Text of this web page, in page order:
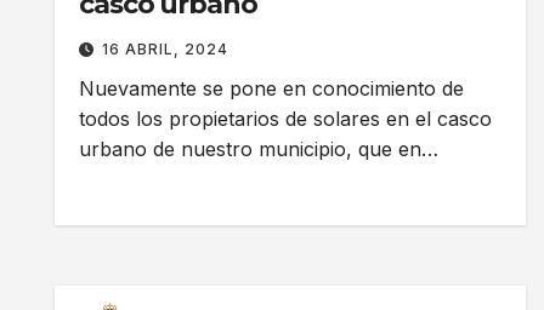
16 ABRIL, 2024
Nuevamente se pone en conocimiento de
todos los propietarios de solares en el casco
urbano de nuestro municipio, que en…